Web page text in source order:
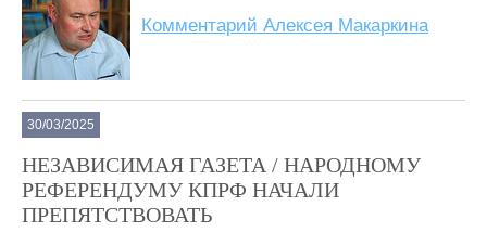
Комментарий Алексея Макаркина
30/03/2025
НЕЗАВИСИМАЯ ГАЗЕТА / НАРОДНОМУ
РЕФЕРЕНДУМУ КПРФ НАЧАЛИ
ПРЕПЯТСТВОВАТЬ